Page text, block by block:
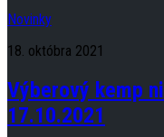
Novinky
18. októbra 2021
Výberový kemp
17.10.2021